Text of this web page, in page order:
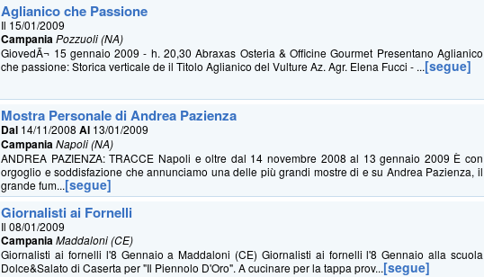
Aglianico che Passione
Il 15/01/2009
CampaniaPozzuoli (NA)
GiovedÃ¬ 15 gennaio 2009 - h. 20,30 Abraxas Osteria & Officine Gourmet Presentano Aglianico
che passione: Storica verticale de il Titolo Aglianico del Vulture Az. Agr. Elena Fucci - ...[segue]
Mostra Personale di Andrea Pazienza
Dal 14/11/2008Al 13/01/2009
CampaniaNapoli (NA)
ANDREA PAZIENZA: TRACCE Napoli e oltre dal 14 novembre 2008 al 13 gennaio 2009 È con
orgoglio e soddisfazione che annunciamo una delle più grandi mostre di e su Andrea Pazienza, il
grande fum...[segue]
Giornalisti ai Fornelli
Il 08/01/2009
CampaniaMaddaloni (CE)
Giornalisti ai fornelli l'8 Gennaio a Maddaloni (CE) Giornalisti ai fornelli l'8 Gennaio alla scuola
Dolce&Salato di Caserta per "Il Piennolo D'Oro". A cucinare per la tappa prov...[segue]